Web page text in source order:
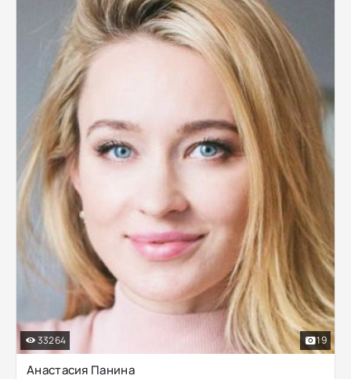
Анастасия Панина
33264 19